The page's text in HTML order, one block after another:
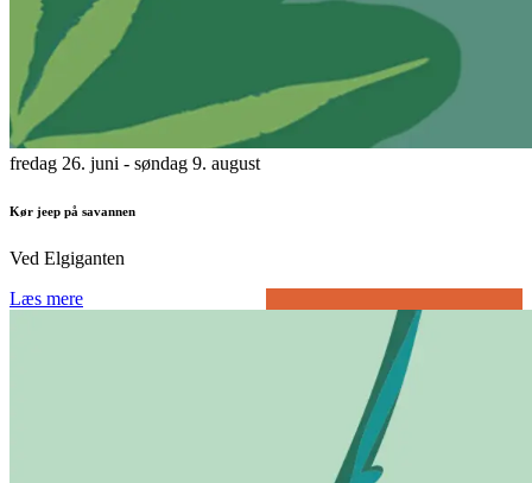
fredag 26. juni - søndag 9. august
Kør jeep på savannen
Ved Elgiganten
Læs mere